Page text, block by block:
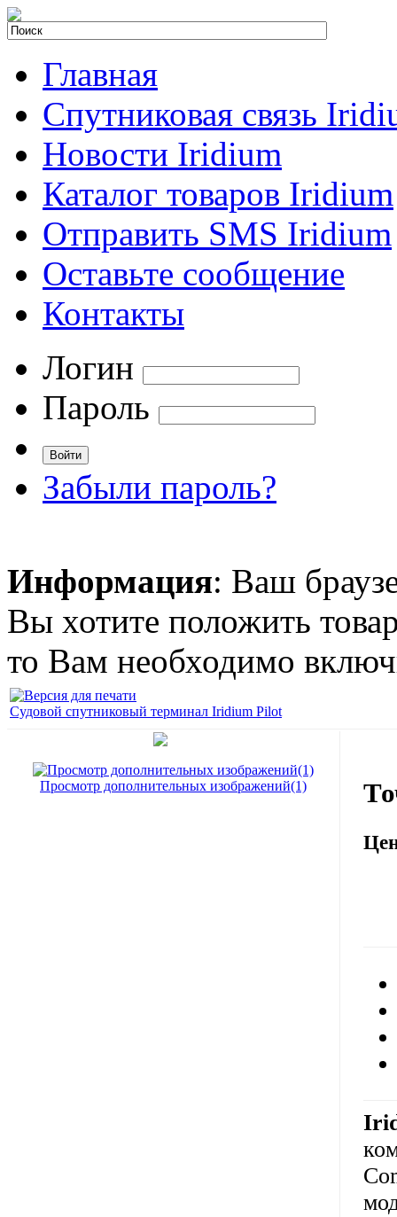
Главная
Спутниковая связь
Новости Iridium
Каталог товаров Iridium
Отправить SMS Iridium
Оставьте сообщение
Контакты
Логин
Пароль
Забыли пароль?
Информация: Ваш
Вы хотите положить
то Вам необходимо
Судовой спутниковый терминал Iridium Pilot
Просмотр дополнительных изображений(1)